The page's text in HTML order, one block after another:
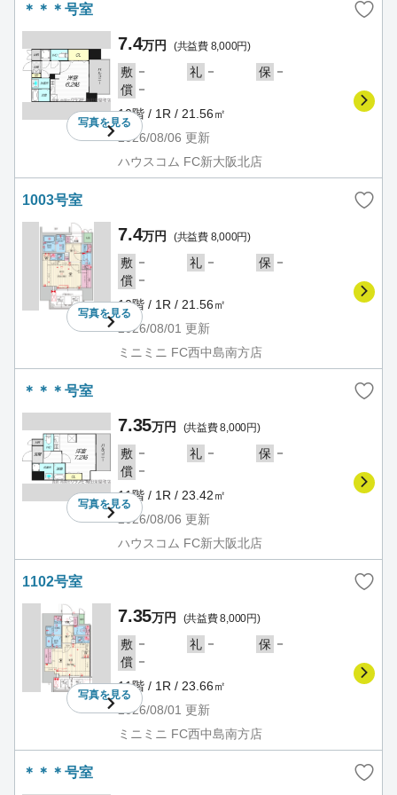
＊＊＊号室
写真を見る
7.4万円 (共益費 8,000円)
敷 － 礼 － 保 －
償 －
10階 / 1R / 21.56㎡
2026/08/06 更新
ハウスコム FC新大阪北店
1003号室
写真を見る
7.4万円 (共益費 8,000円)
敷 － 礼 － 保 －
償 －
10階 / 1R / 21.56㎡
2026/08/01 更新
ミニミニ FC西中島南方店
＊＊＊号室
写真を見る
7.35万円 (共益費 8,000円)
敷 － 礼 － 保 －
償 －
11階 / 1R / 23.42㎡
2026/08/06 更新
ハウスコム FC新大阪北店
1102号室
写真を見る
7.35万円 (共益費 8,000円)
敷 － 礼 － 保 －
償 －
11階 / 1R / 23.66㎡
2026/08/01 更新
ミニミニ FC西中島南方店
＊＊＊号室